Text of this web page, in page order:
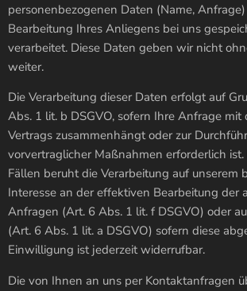
personenbezogenen Daten (Name,
Bearbeitung Ihres Anliegens bei uns
verarbeitet. Diese Daten geben wir nicht
weiter.
Die Verarbeitung dieser Daten erfolgt auf
Abs. 1 lit. b DSGVO, sofern Ihre Anfrage mit
Vertrags zusammenhängt oder zur
vorvertraglicher Maßnahmen erforderlich
Fällen beruht die Verarbeitung auf unserem
Interesse an der effektiven Bearbeitung der
Anfragen (Art. 6 Abs. 1 lit. f DSGVO) oder
(Art. 6 Abs. 1 lit. a DSGVO) sofern diese
Einwilligung ist jederzeit widerrufbar.
Die von Ihnen an uns per Kontaktanfragen